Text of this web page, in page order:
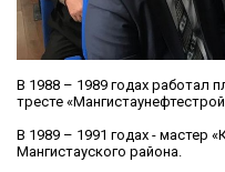
В 1988 – 1989 годах работал
тресте
В 1989 – 1991 годах - мастер
Мангистауского района.